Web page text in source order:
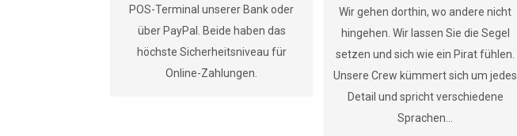
POS-Terminal unserer Bank oder
über PayPal. Beide haben das
höchste Sicherheitsniveau für
Online-Zahlungen.
Wir gehen dorthin, wo andere nicht
hingehen. Wir lassen Sie die Segel
setzen und sich wie ein Pirat fühlen.
Unsere Crew kümmert sich um jedes
Detail und spricht verschiedene
Sprachen…